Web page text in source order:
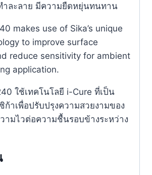
ำละลาย มีความยืดหยุ่นทนทาน
makes use of Sika’s unique
to improve surface
reduce sensitivity for ambient
application.
ใช้เทคโนโลยี i-Cure ที่เป็น
ก้าเพื่อปรับปรุงความสวยงามของ
ามไวต่อความชื้นรอบข้างระหว่าง